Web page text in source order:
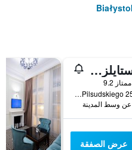
إيبيس ستايلز بياليستوك
ممتاز 9.2
Aleja Pilsudskiego 25, Białystok, محافظة بودلسكي, بولندا
عرض الصفقة